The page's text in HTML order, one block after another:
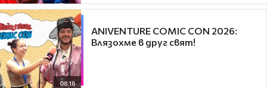
08:16
ANIVENTURE COMIC CON 2026:
Влязохме в друг свят!